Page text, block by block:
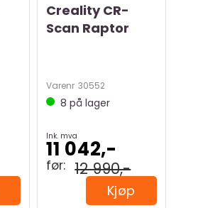
Creality CR-
Scan Raptor
Varenr 30552
8 på lager
Ink. mva
11 042,-
12 990,-
Kjøp